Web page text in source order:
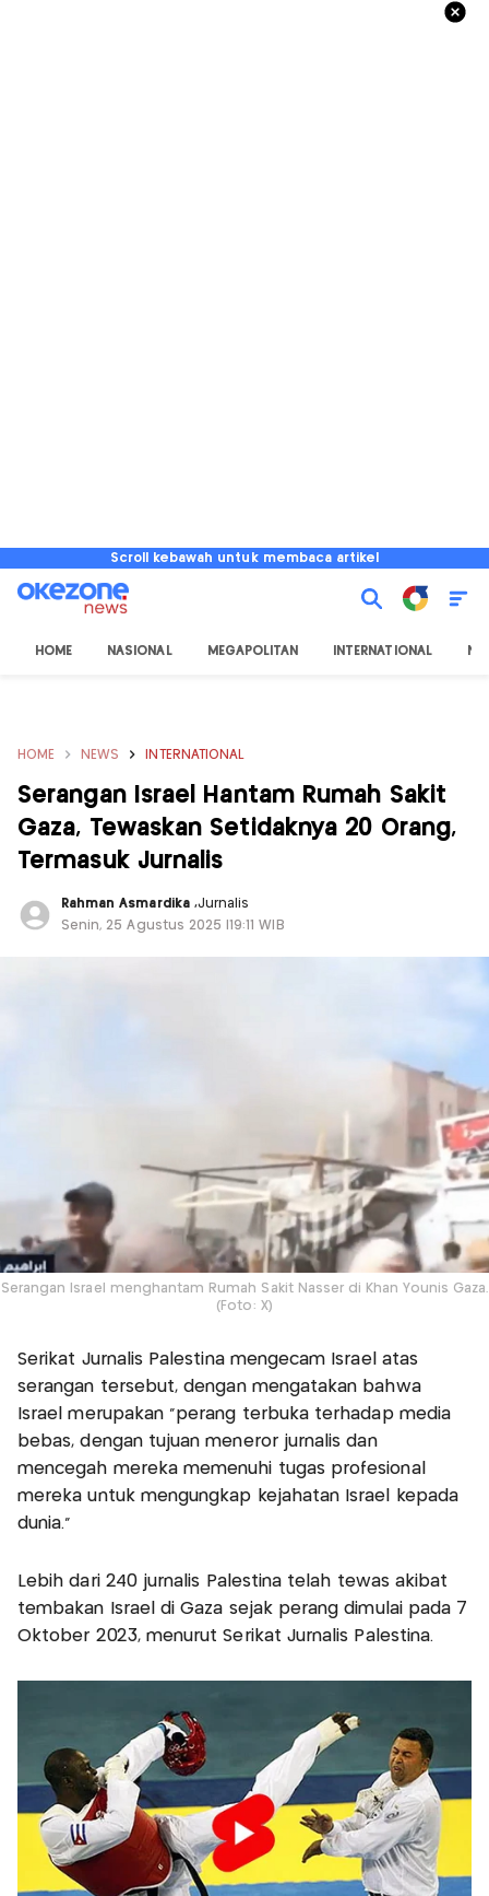
Scroll kebawah untuk membaca artikel
HOME NASIONAL MEGAPOLITAN INTERNATIONAL
HOME NEWS INTERNATIONAL
Serangan Israel Hantam Rumah Sakit
Gaza, Tewaskan Setidaknya 20 Orang,
Termasuk Jurnalis
Rahman Asmardika ,Jurnalis
Senin, 25 Agustus 2025 |19:11 WIB
Serangan Israel menghantam Rumah Sakit Nasser di Khan Younis Gaza.
(Foto: X)
Serikat Jurnalis Palestina mengecam Israel atas
serangan tersebut, dengan mengatakan bahwa
Israel merupakan "perang terbuka terhadap media
bebas, dengan tujuan meneror jurnalis dan
mencegah mereka memenuhi tugas profesional
mereka untuk mengungkap kejahatan Israel kepada
dunia."
Lebih dari 240 jurnalis Palestina telah tewas akibat
tembakan Israel di Gaza sejak perang dimulai pada 7
Oktober 2023, menurut Serikat Jurnalis Palestina.